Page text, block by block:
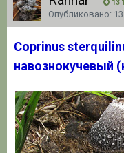
13
Опубликовано:
Coprinus
навознокучевый